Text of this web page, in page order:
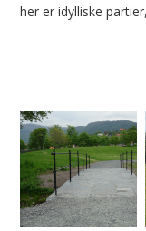
her er idylliske